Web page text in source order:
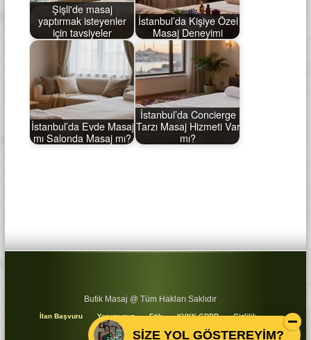
Şişli'de masaj
yaptırmak isteyenler
için tavsiyeler
İstanbul’da Kişiye Özel
Masaj Deneyimi
İstanbul’da Evde Masaj
mı Salonda Masaj mı?
İstanbul’da Concierge
Tarzı Masaj Hizmeti Var
mı?
Butik Masaj @ Tüm Hakları Saklıdır
İlan Başvuru Yorumunuz Etik KVKK GDPR
Gizlilik
Koşullar
Sitemap
SİZE YOL GÖSTEREYİM?